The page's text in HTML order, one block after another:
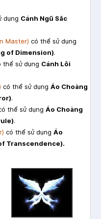
dụng Cánh Ngũ Sắc
Master) có thể sử dụng
of Dimension).
thể sử dụng Cánh Lôi
có thể sử dụng Áo Choàng
.
thể sử dụng Áo Choàng
.
có thể sử dụng Áo
Transcendence).